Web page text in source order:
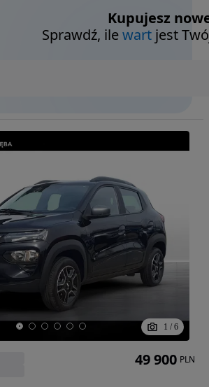
Kupujesz
Sprawdź, ilewart jest
1 / 6
49 900 PLN